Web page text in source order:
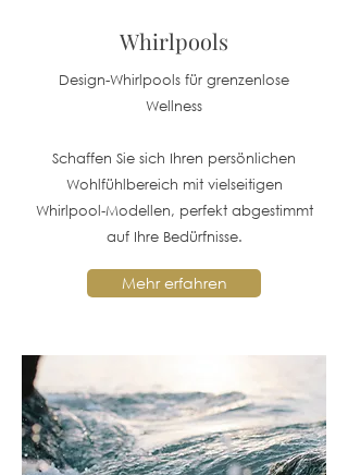
Whirlpools
Design-Whirlpools für grenzenlose
Wellness
Schaffen Sie sich Ihren persönlichen
Wohlfühlbereich mit vielseitigen
Whirlpool‑Modellen, perfekt abgestimmt
auf Ihre Bedürfnisse.
Mehr erfahren